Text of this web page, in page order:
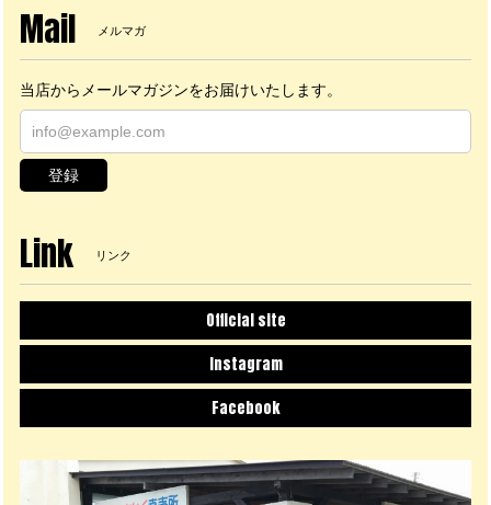
Mail メルマガ
当店からメールマガジンをお届けいたします。
登録
Link リンク
Official site
Instagram
Facebook